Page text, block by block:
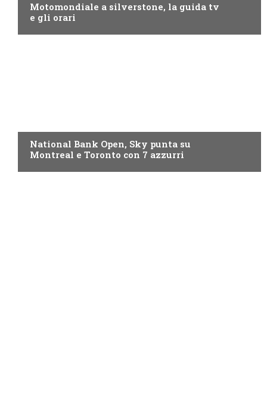
Motomondiale a silverstone, la guida tv
e gli orari
National Bank Open, Sky punta su
Montreal e Toronto con 7 azzurri